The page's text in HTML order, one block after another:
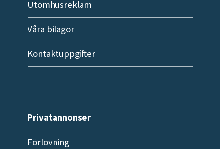
Utomhusreklam
Våra bilagor
Kontaktuppgifter
Privatannonser
Förlovning